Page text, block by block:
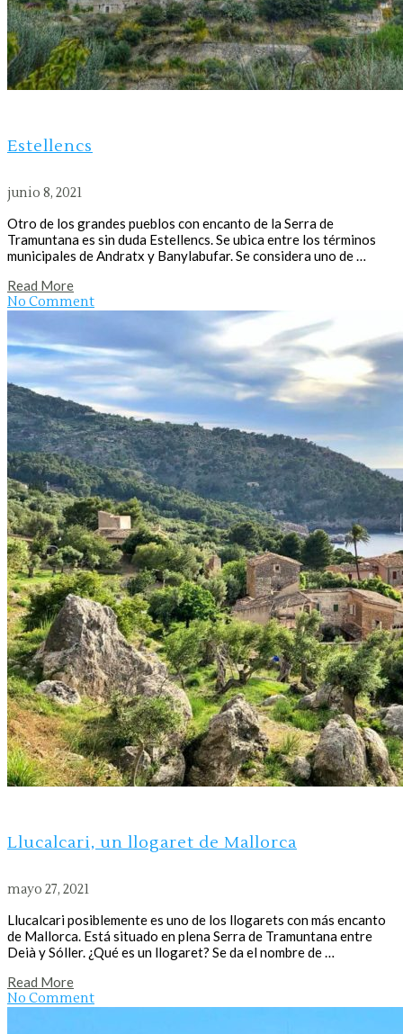
Estellencs
junio 8, 2021
Otro de los grandes pueblos con encanto de la Serra de
Tramuntana es sin duda Estellencs. Se ubica entre los términos
municipales de Andratx y Banylabufar. Se considera uno de …
Read More
No Comment
Llucalcari, un llogaret de Mallorca
mayo 27, 2021
Llucalcari posiblemente es uno de los llogarets con más encanto
de Mallorca. Está situado en plena Serra de Tramuntana entre
Deià y Sóller. ¿Qué es un llogaret? Se da el nombre de …
Read More
No Comment